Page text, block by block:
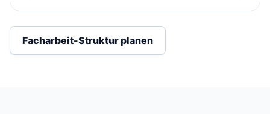
Facharbeit-Struktur planen